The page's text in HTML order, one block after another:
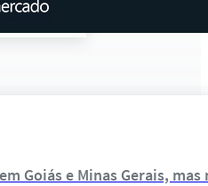
Goiás e Minas Gerais,